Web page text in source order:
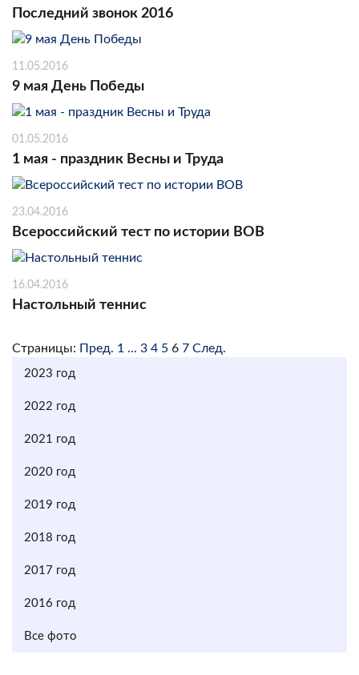
Последний звонок 2016
11.05.2016
9 мая День Победы
01.05.2016
1 мая - праздник Весны и Труда
23.04.2016
Всероссийский тест по истории ВОВ
16.04.2016
Настольный теннис
Страницы: Пред. 1 ... 3 4 5 6 7 След.
2023 год
2022 год
2021 год
2020 год
2019 год
2018 год
2017 год
2016 год
Все фото